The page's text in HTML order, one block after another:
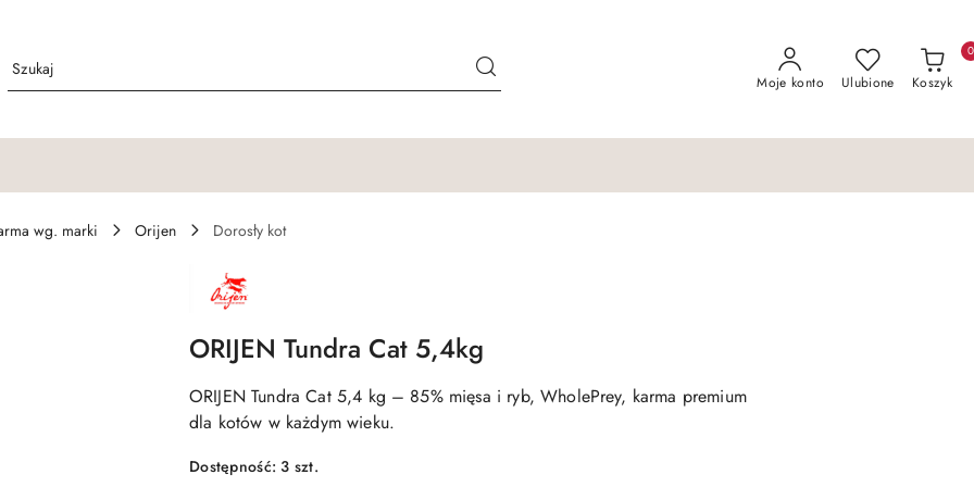
Moje konto Ulubione Koszyk
0
wg. marki Orijen
Dorosły kot
NAZWA
PRODUCENTA:
ORIJEN
ORIJEN Tundra Cat 5,4kg
ORIJEN Tundra Cat 5,4 kg – 85% mięsa i ryb, WholePrey, karma premium
dla kotów w każdym wieku.
Dostępność:3 szt.